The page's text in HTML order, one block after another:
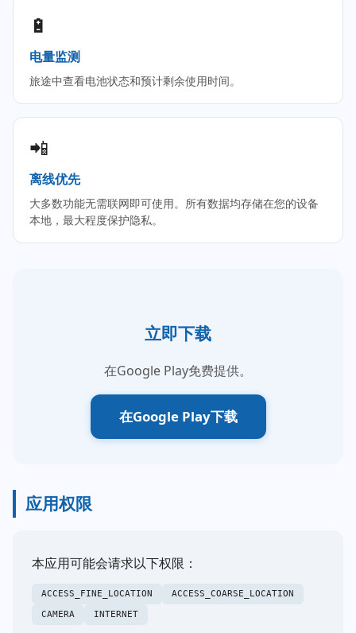
🔋
电量监测
旅途中查看电池状态和预计剩余使用时间。
📲
离线优先
大多数功能无需联网即可使用。所有数据均存储在您的设备
本地，最大程度保护隐私。
立即下载
在Google Play免费提供。
在Google Play下载
应用权限
本应用可能会请求以下权限：
ACCESS_FINE_LOCATION
ACCESS_COARSE_LOCATION
CAMERA
INTERNET